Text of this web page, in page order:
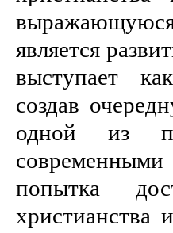
является
выступает
создав
одной из
современными
попытка
христианства